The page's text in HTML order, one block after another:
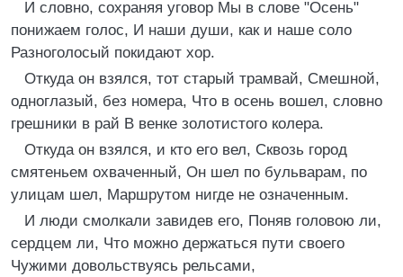
И словно, сохраняя уговор Мы в слове "Осень"
понижаем голос, И наши души, как и наше соло
Разноголосый покидают хор.
Откуда он взялся, тот старый трамвай, Смешной,
одноглазый, без номера, Что в осень вошел, словно
грешники в рай В венке золотистого колера.
Откуда он взялся, и кто его вел, Сквозь город
смятеньем охваченный, Он шел по бульварам, по
улицам шел, Маршрутом нигде не означенным.
И люди смолкали завидев его, Поняв головою ли,
сердцем ли, Что можно держаться пути своего
Чужими довольствуясь рельсами,